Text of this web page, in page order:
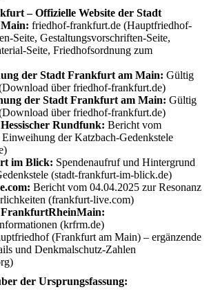
– Offizielle Website der Stadt
friedhof-frankfurt.de (Hauptfriedhof-
Seite, Gestaltungsvorschriften-Seite,
Seite, Friedhofsordnung zum
der Stadt Frankfurt am Main: Gültig
über friedhof-frankfurt.de)
der Stadt Frankfurt am Main: Gültig
über friedhof-frankfurt.de)
Hessischer Rundfunk: Bericht vom
der Katzbach-Gedenkstele
im Blick: Spendenaufruf und Hintergrund
(stadt-frankfurt-im-blick.de)
Bericht vom 04.04.2025 zur Resonanz
(frankfurt-live.com)
(krfrm.de)
(Frankfurt am Main) – ergänzende
und Denkmalschutz-Zahlen
der Ursprungsfassung: